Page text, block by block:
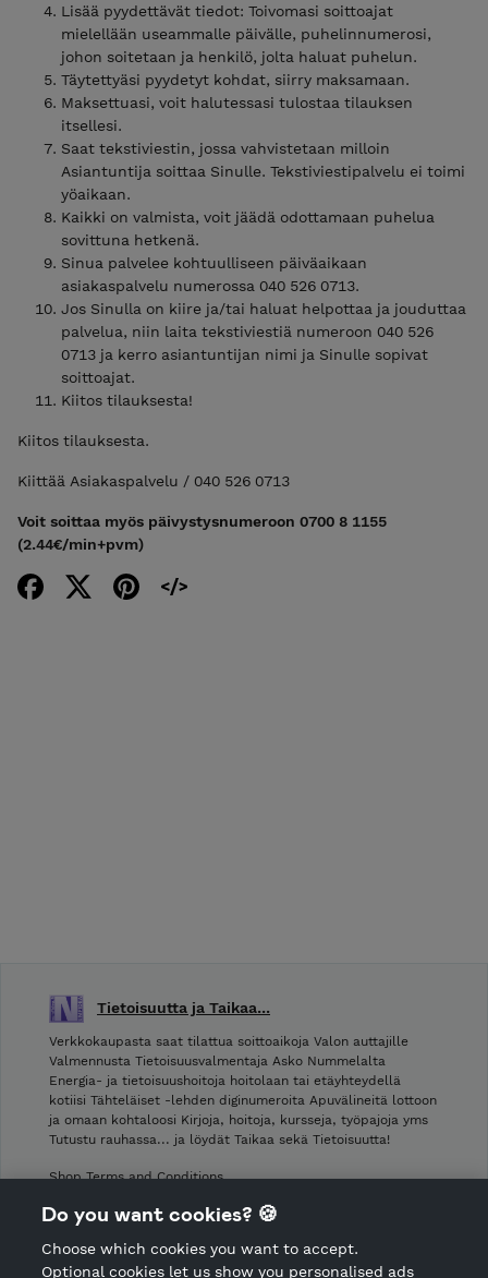
Lisää pyydettävät tiedot: Toivomasi soittoajat
mielellään useammalle päivälle, puhelinnumerosi,
johon soitetaan ja henkilö, jolta haluat puhelun.
Täytettyäsi pyydetyt kohdat, siirry maksamaan.
Maksettuasi, voit halutessasi tulostaa tilauksen
itsellesi.
Saat tekstiviestin, jossa vahvistetaan milloin
Asiantuntija soittaa Sinulle. Tekstiviestipalvelu ei toimi
yöaikaan.
Kaikki on valmista, voit jäädä odottamaan puhelua
sovittuna hetkenä.
Sinua palvelee kohtuulliseen päiväaikaan
asiakaspalvelu numerossa 040 526 0713.
Jos Sinulla on kiire ja/tai haluat helpottaa ja jouduttaa
palvelua, niin laita tekstiviestiä numeroon 040 526
0713 ja kerro asiantuntijan nimi ja Sinulle sopivat
soittoajat.
Kiitos tilauksesta!
Kiitos tilauksesta.
Kiittää Asiakaspalvelu / 040 526 0713
Voit soittaa myös päivystysnumeroon 0700 8 1155
(2.44€/min+pvm)
Tietoisuutta ja Taikaa...
Verkkokaupasta saat tilattua soittoaikoja Valon auttajille
Valmennusta Tietoisuusvalmentaja Asko Nummelalta
Energia- ja tietoisuushoitoja hoitolaan tai etäyhteydellä
kotiisi Tähteläiset -lehden diginumeroita Apuvälineitä lottoon
ja omaan kohtaloosi Kirjoja, hoitoja, kursseja, työpajoja yms
Tutustu rauhassa... ja löydät Taikaa sekä Tietoisuutta!
Shop Terms and Conditions
Cancellation policy
CANCEL ORDER
Do you want cookies? 🍪
Choose which cookies you want to accept.
Optional cookies let us show you personalised ads